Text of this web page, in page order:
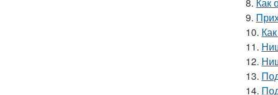
9.
10.
11.
12.
13.
14.